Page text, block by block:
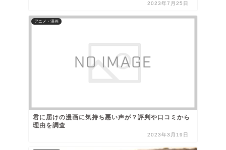
2023年7月25日
アニメ・漫画
君に届けの漫画に気持ち悪い声が？評判や口コミから
理由を調査
2023年3月19日